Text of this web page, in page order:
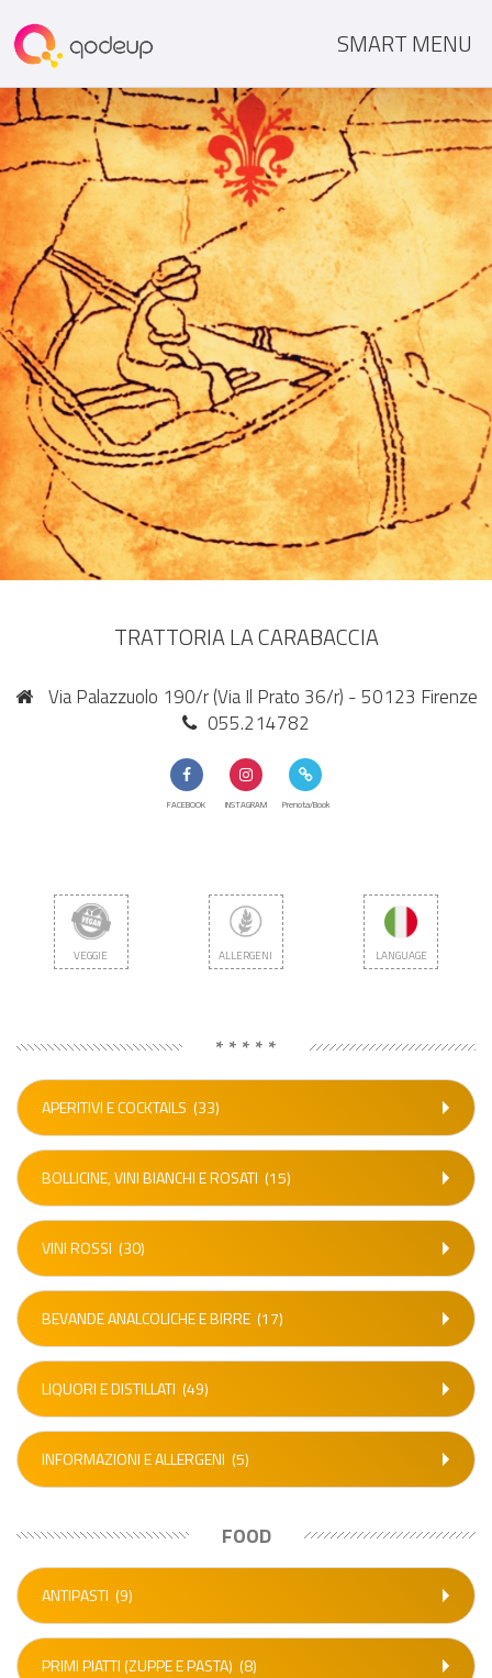
SMART MENU
TRATTORIA LA CARABACCIA
Via Palazzuolo 190/r (Via Il Prato 36/r) - 50123 Firenze
055.214782
FACEBOOK INSTAGRAM Prenota/Book
VEGGIE ALLERGENI LANGUAGE
* * * * *
APERITIVI E COCKTAILS (33)
BOLLICINE, VINI BIANCHI E ROSATI (15)
VINI ROSSI (30)
BEVANDE ANALCOLICHE E BIRRE (17)
LIQUORI E DISTILLATI (49)
INFORMAZIONI E ALLERGENI (5)
FOOD
ANTIPASTI (9)
PRIMI PIATTI (ZUPPE E PASTA) (8)